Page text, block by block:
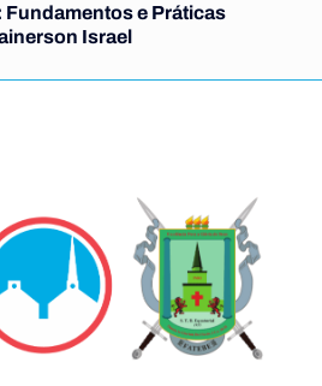
e Práticas
Israel